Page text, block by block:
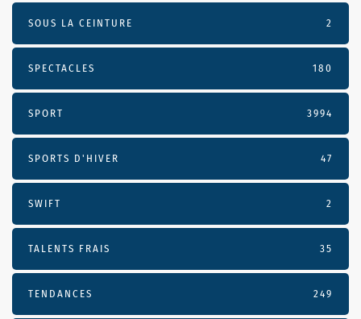
SOUS LA CEINTURE 2
SPECTACLES 180
SPORT 3994
SPORTS D'HIVER 47
SWIFT 2
TALENTS FRAIS 35
TENDANCES 249